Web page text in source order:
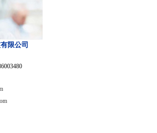
限公司